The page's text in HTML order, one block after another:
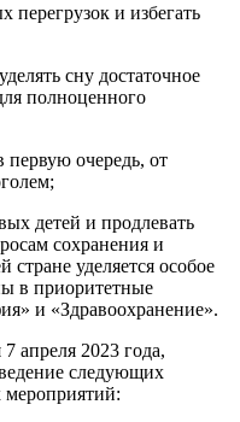
перегрузок и избегать
сну достаточное
полноценного
первую очередь, от
детей и продлевать
сохранения и
уделяется особое
в приоритетные
и «Здравоохранение».
апреля 2023 года,
следующих
мероприятий: